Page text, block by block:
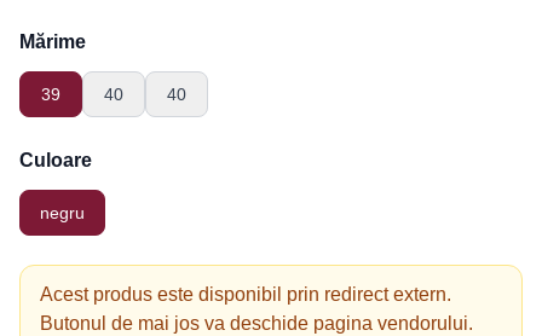
Mărime
39 40 40
Culoare
negru
Acest produs este disponibil prin redirect extern.
Butonul de mai jos va deschide pagina vendorului.